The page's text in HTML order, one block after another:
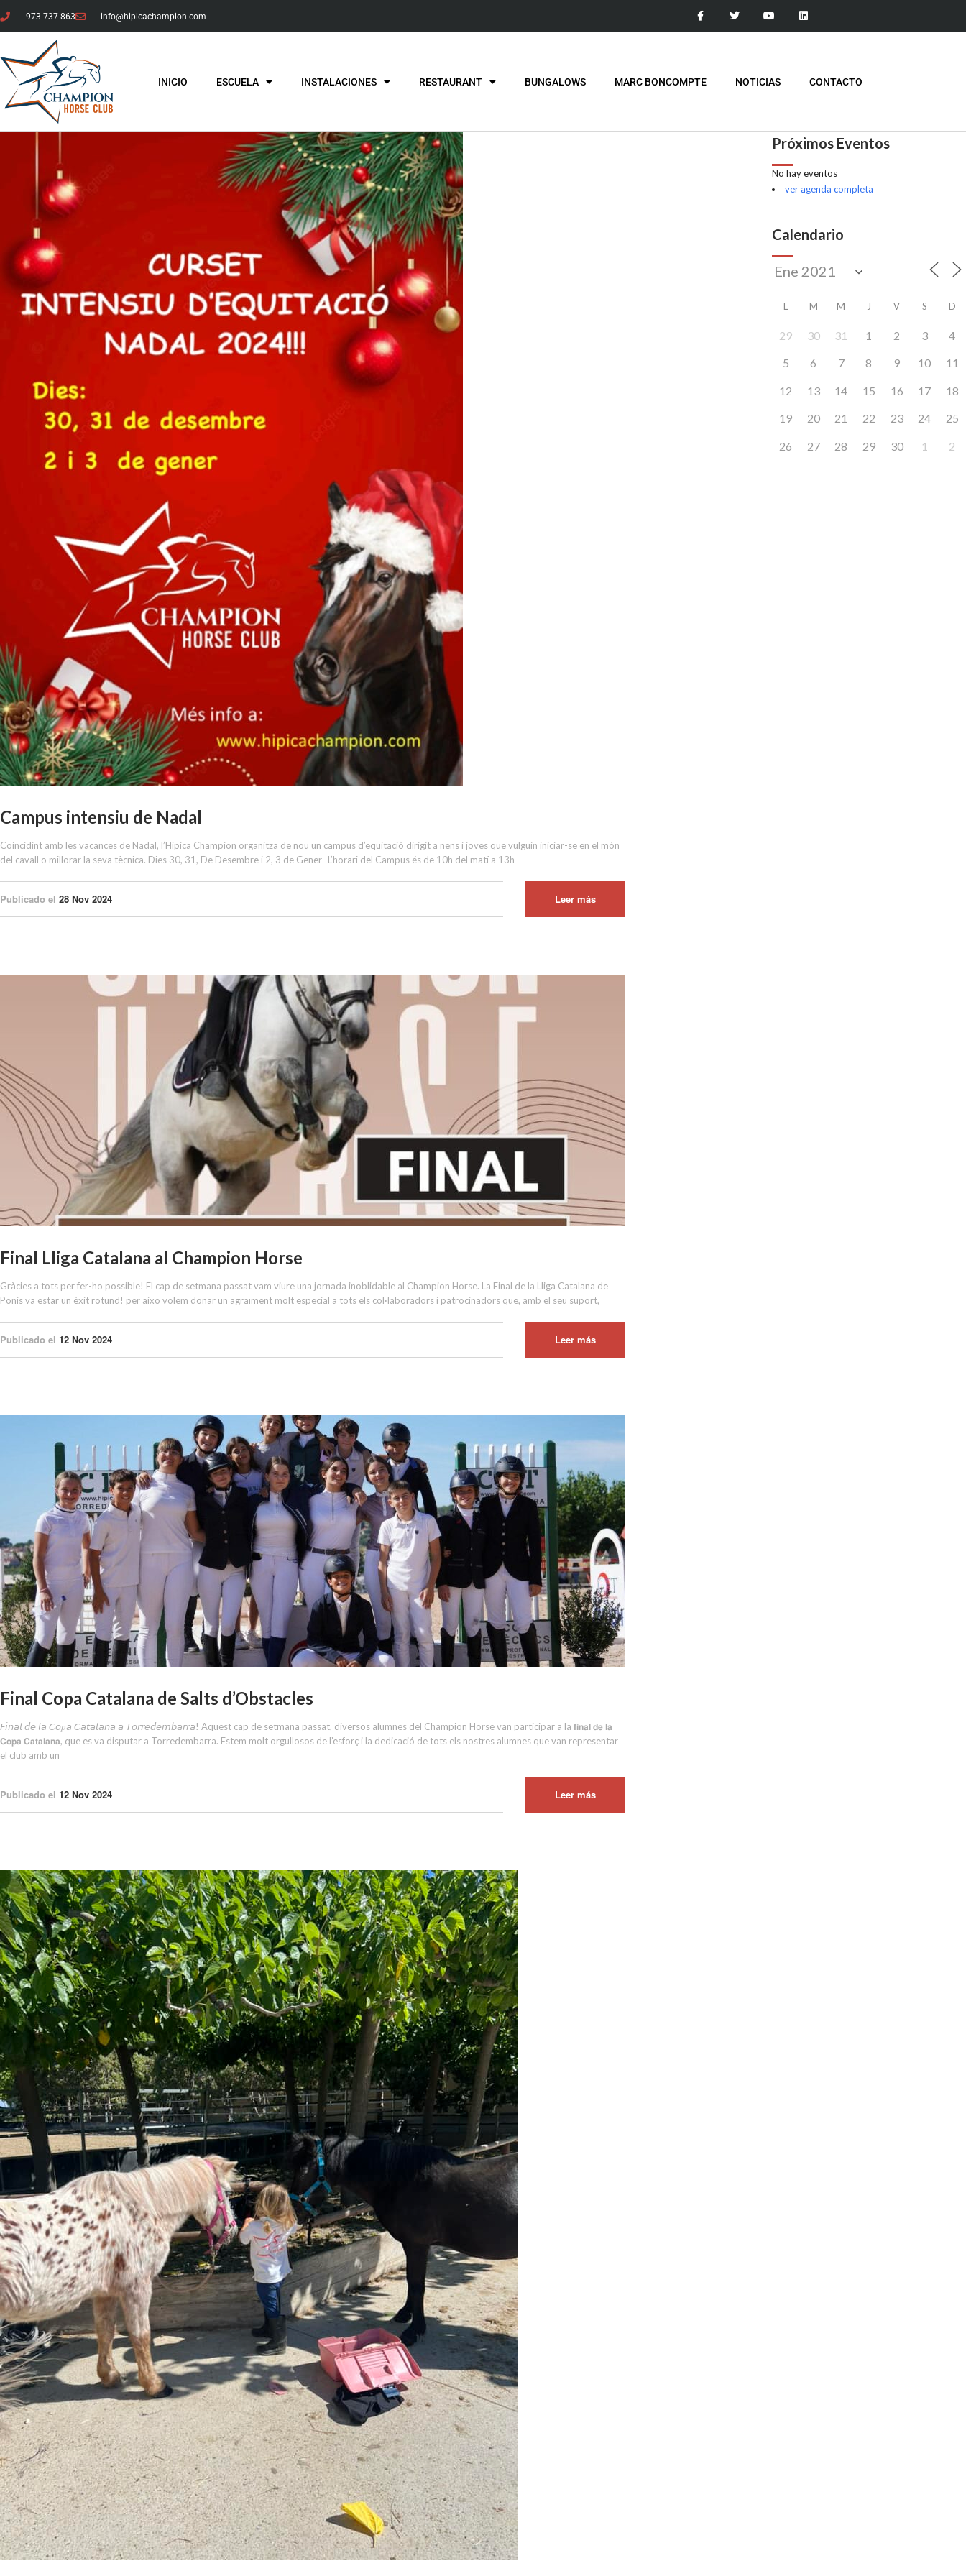
973 737 863 info@hipicachampion.com
INICIO ESCUELA INSTALACIONES RESTAURANT BUNGALOWS MARC BONCOMPTE NOTICIAS CONTACTO
Campus intensiu de Nadal
Coincidint amb les vacances de Nadal, l’Hípica Champion organitza de nou un campus d’equitació dirigit a nens i joves que vulguin iniciar-se en el món
del cavall o millorar la seva tècnica. Dies 30, 31, De Desembre i 2, 3 de Gener -L’horari del Campus és de 10h del matí a 13h
Publicado el 28 Nov 2024 Leer más
Final Lliga Catalana al Champion Horse
Gràcies a tots per fer-ho possible! El cap de setmana passat vam viure una jornada inoblidable al Champion Horse. La Final de la Lliga Catalana de
Ponis va estar un èxit rotund! per aixo volem donar un agraïment molt especial a tots els col·laboradors i patrocinadors que, amb el seu suport,
Publicado el 12 Nov 2024 Leer más
Final Copa Catalana de Salts d’Obstacles
𝘍𝘪𝘯𝘢𝘭 𝘥𝘦 𝘭𝘢 𝘊𝘰𝑝𝘢 𝘊𝘢𝘵𝘢𝘭𝘢𝘯𝘢 𝘢 𝘛𝘰𝘳𝘳𝘦𝘥𝘦𝘮𝘣𝘢𝘳𝘳𝘢! Aquest cap de setmana passat, diversos alumnes del Champion Horse van participar a la 𝗳𝗶𝗻𝗮𝗹 𝗱𝗲 𝗹𝗮
𝗖𝗼𝗽𝗮 𝗖𝗮𝘁𝗮𝗹𝗮𝗻𝗮, que es va disputar a Torredembarra. Estem molt orgullosos de l’esforç i la dedicació de tots els nostres alumnes que van representar
el club amb un
Publicado el 12 Nov 2024 Leer más
Próximos Eventos
No hay eventos
ver agenda completa
Calendario
L M M J V S D
29 30 31 1 2 3 4
5 6 7 8 9 10 11
12 13 14 15 16 17 18
19 20 21 22 23 24 25
26 27 28 29 30 1 2